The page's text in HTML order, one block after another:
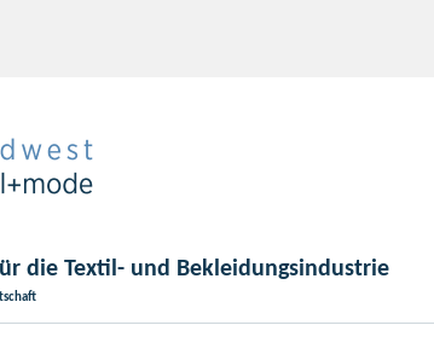
die Textil- und Bekleidungsindustrie